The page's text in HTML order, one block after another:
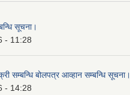
सूचना।
- 11:28
सम्बन्धि बोलपत्र आव्हान सम्बन्धि सूचना।
- 14:28